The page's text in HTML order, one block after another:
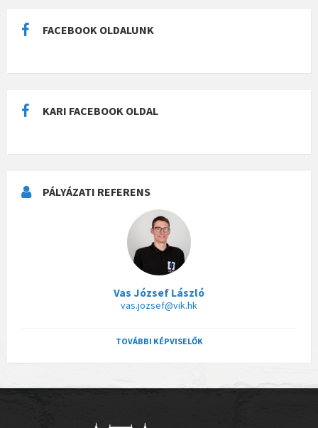
FACEBOOK OLDALUNK
KARI FACEBOOK OLDAL
PÁLYÁZATI REFERENS
Vas József László
vas.jozsef@vik.hk
TOVÁBBI KÉPVISELŐK